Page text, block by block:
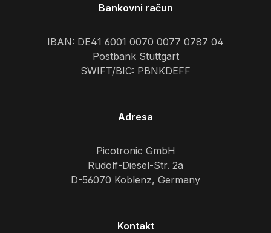
Bankovni račun
IBAN: DE41 6001 0070 0077 0787 04
Postbank Stuttgart
SWIFT/BIC: PBNKDEFF
Adresa
Picotronic GmbH
Rudolf-Diesel-Str. 2a
D-56070 Koblenz, Germany
Kontakt